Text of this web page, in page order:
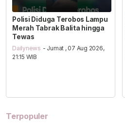
Polisi Diduga Terobos Lampu
Merah Tabrak Balita hingga
Tewas
Dailynews - Jumat , 07 Aug 2026,
21:15 WIB
Terpopuler